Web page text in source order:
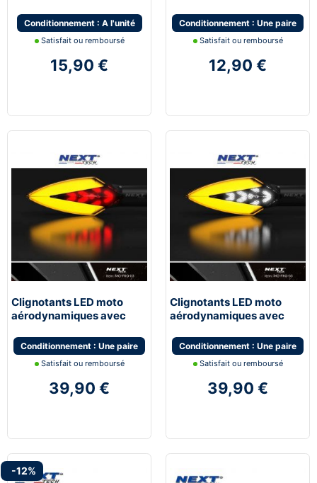
Conditionnement : A l'unité
Satisfait ou remboursé
15,90 €
Conditionnement : Une paire
Satisfait ou remboursé
12,90 €
Clignotants LED moto
aérodynamiques avec
Conditionnement : Une paire
Satisfait ou remboursé
39,90 €
Clignotants LED moto
aérodynamiques avec
Conditionnement : Une paire
Satisfait ou remboursé
39,90 €
-12%